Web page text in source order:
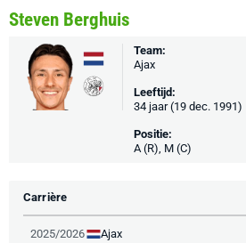
Steven Berghuis
Team:
Ajax
Leeftijd:
34 jaar (19 dec. 1991)
Positie:
A (R), M (C)
Carrière
2025/2026 Ajax